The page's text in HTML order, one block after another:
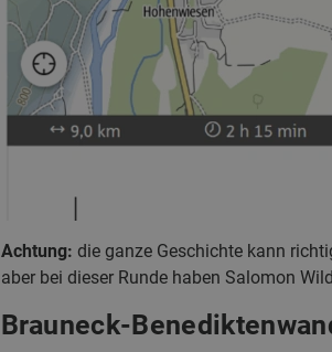
Achtung: die ganze Geschichte kann
aber bei dieser Runde haben Salomon
Brauneck-